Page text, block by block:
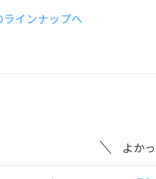
インナップへ
よか